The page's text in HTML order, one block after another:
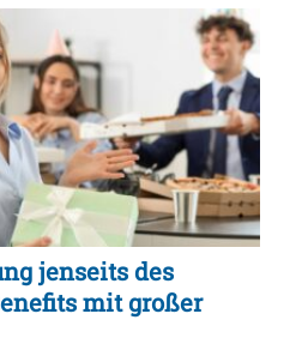
jenseits des
mit großer